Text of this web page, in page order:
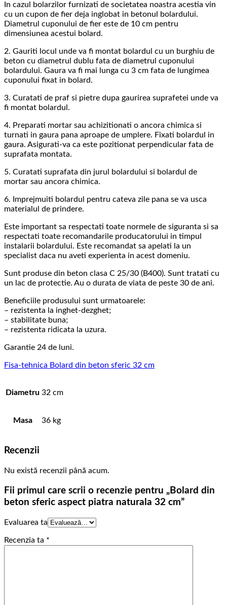
In cazul bolarzilor furnizati de societatea noastra acestia vin
cu un cupon de fier deja inglobat in betonul bolardului.
Diametrul cuponului de fier este de 10 cm pentru
dimensiunea acestui bolard.
2. Gauriti locul unde va fi montat bolardul cu un burghiu de
beton cu diametrul dublu fata de diametrul cuponului
bolardului. Gaura va fi mai lunga cu 3 cm fata de lungimea
cuponului fixat in bolard.
3. Curatati de praf si pietre dupa gaurirea suprafetei unde va
fi montat bolardul.
4. Preparati mortar sau achizitionati o ancora chimica si
turnati in gaura pana aproape de umplere. Fixati bolardul in
gaura. Asigurati-va ca este pozitionat perpendicular fata de
suprafata montata.
5. Curatati suprafata din jurul bolardului si bolardul de
mortar sau ancora chimica.
6. Imprejmuiti bolardul pentru cateva zile pana se va usca
materialul de prindere.
Este important sa respectati toate normele de siguranta si sa
respectati toate recomandarile producatorului in timpul
instalarii bolardului. Este recomandat sa apelati la un
specialist daca nu aveti experienta in acest domeniu.
Sunt produse din beton clasa C 25/30 (B400). Sunt tratati cu
un lac de protectie. Au o durata de viata de peste 30 de ani.
Beneficiile produsului sunt urmatoarele:
– rezistenta la inghet-dezghet;
– stabilitate buna;
– rezistenta ridicata la uzura.
Garantie 24 de luni.
Fisa-tehnica Bolard din beton sferic 32 cm
Diametru 32 cm
Masa 36 kg
Recenzii
Nu există recenzii până acum.
Fii primul care scrii o recenzie pentru „Bolard din
beton sferic aspect piatra naturala 32 cm”
Evaluarea ta
Recenzia ta *